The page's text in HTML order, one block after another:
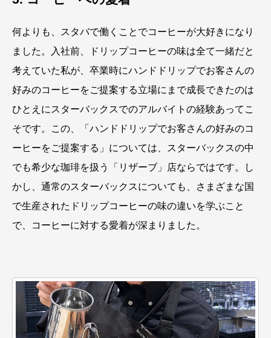
何よりも、スタバで働くことでコーヒーが大好きになり
ました。入社前、ドリップコーヒーの味は全て一緒だと
考えていた私が、卒業時にハンドドリップでお客さんの
好みのコーヒーをご提案する立場にまで成長できたのは
ひとえにスターバックスでのアルバイトの経験あってこ
そです。この、「ハンドドリップでお客さんの好みのコ
ーヒーをご提案する」については、スターバックスの中
でも希少な珈琲を扱う「リザーブ」店ならではです。し
かし、通常のスターバックスについても、さまざまな国
で生産されたドリップコーヒーの味の違いを学ぶこと
で、コーヒーに対する愛着が深まりました。